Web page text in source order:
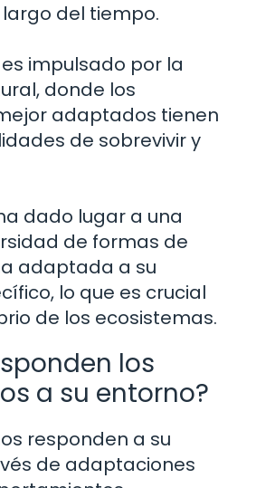
del tiempo.
impulsado por la
donde los
adaptados tienen
de sobrevivir y
dado lugar a una
de formas de
adaptada a su
lo que es crucial
de los ecosistemas.
los
a su entorno?
responden a su
de adaptaciones